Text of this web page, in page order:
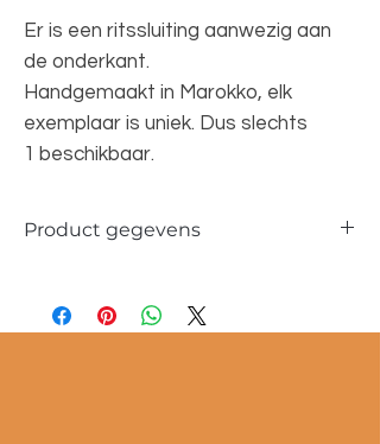
Er is een ritssluiting aanwezig aan
de onderkant.
Handgemaakt in Marokko, elk
exemplaar is uniek. Dus slechts
1 beschikbaar.
Product gegevens
Maat poef: 60x60x25 cm